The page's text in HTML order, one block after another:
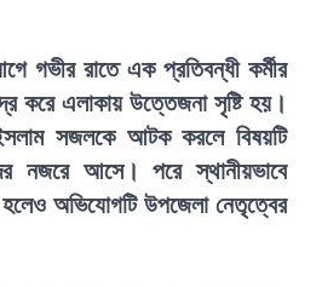
গভীর রাতে এক প্রতিবন্ধী কর্মীর
করে এলাকায় উত্তেজনা সৃষ্টি হয়।
ইসলাম সজলকে আটক করলে বিষয়টি
নজরে আসে। পরে স্থানীয়ভাবে
অভিযোগটি উপজেলা নেতৃত্বের